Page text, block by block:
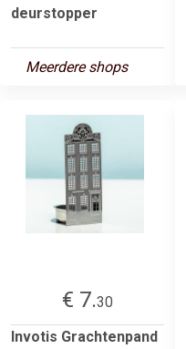
deurstopper
Meerdere shops
€ 7.30
Invotis Grachtenpand